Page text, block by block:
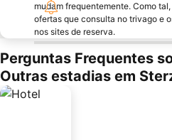
mudam frequentemente. Como
ofertas que consulta no trivago e
nos sites de reserva.
Perguntas Frequentes
Outras estadias em